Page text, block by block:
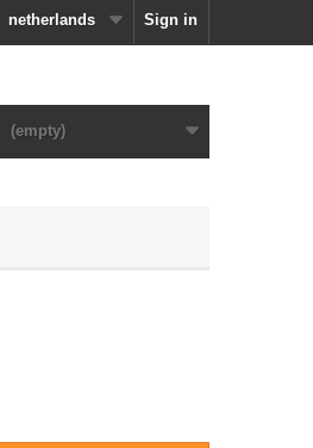
Sign in
netherlands
(empty)